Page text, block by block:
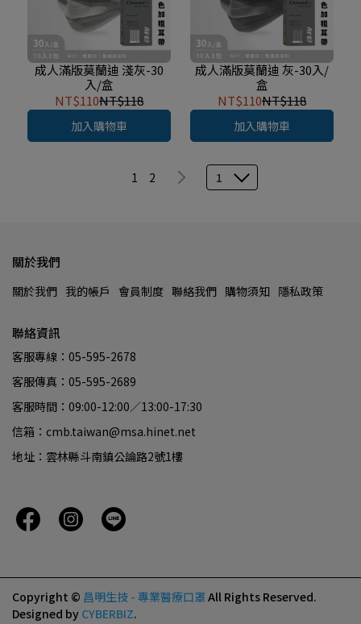
成人滿版莫蘭迪 淺灰-30
入/盒
NT$110NT$118
加入購物車
成人滿版莫蘭迪 灰-30入/
盒
NT$110NT$118
加入購物車
1 2 1
關於我們
關於我們 我的帳戶 會員制度 聯絡我們 購物須知 隱私政策
聯絡資訊
客服專線：05-595-2678
客服傳真：05-595-2689
客服時間：09:00-12:00／13:00-17:30
信箱：cmb.taiwan@msa.hinet.net
地址：雲林縣斗南鎮公論路2號1樓
Copyright © 昌明生技 - 專業醫療口罩All Rights Reserved.
Designed by CYBERBIZ.